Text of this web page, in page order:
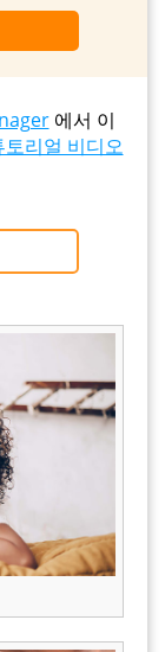
에서 이
토리얼 비디오